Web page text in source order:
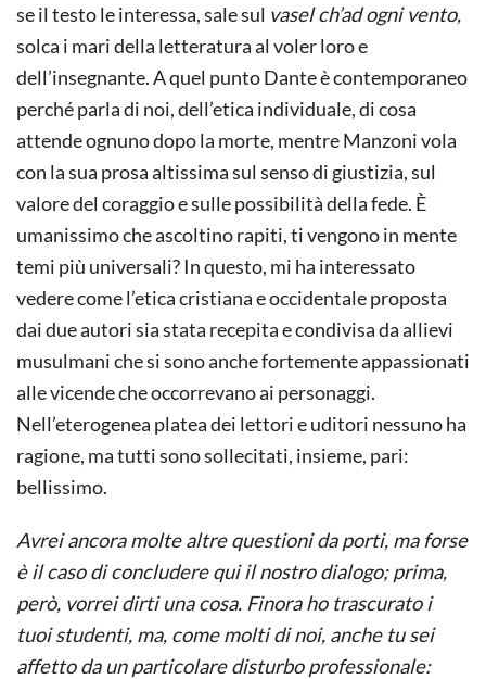
se il testo le interessa, sale sul vasel ch’ad ogni vento,
solca i mari della letteratura al voler loro e
dell’insegnante. A quel punto Dante è contemporaneo
perché parla di noi, dell’etica individuale, di cosa
attende ognuno dopo la morte, mentre Manzoni vola
con la sua prosa altissima sul senso di giustizia, sul
valore del coraggio e sulle possibilità della fede. È
umanissimo che ascoltino rapiti, ti vengono in mente
temi più universali? In questo, mi ha interessato
vedere come l’etica cristiana e occidentale proposta
dai due autori sia stata recepita e condivisa da allievi
musulmani che si sono anche fortemente appassionati
alle vicende che occorrevano ai personaggi.
Nell’eterogenea platea dei lettori e uditori nessuno ha
ragione, ma tutti sono sollecitati, insieme, pari:
bellissimo.
Avrei ancora molte altre questioni da porti, ma forse
è il caso di concludere qui il nostro dialogo; prima,
però, vorrei dirti una cosa. Finora ho trascurato i
tuoi studenti, ma, come molti di noi, anche tu sei
affetto da un particolare disturbo professionale: